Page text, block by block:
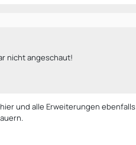
nicht angeschaut!
und alle Erweiterungen ebenfalls